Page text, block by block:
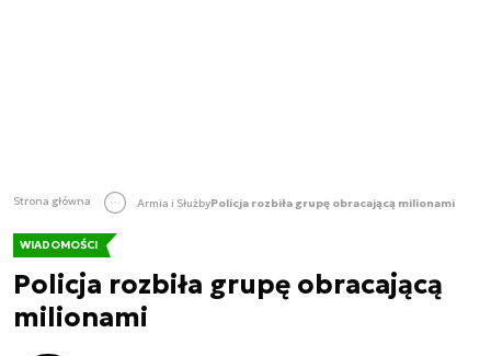
Strona główna Armia i SłużbyPolicja rozbiła grupę obracającą milionami
WIADOMOŚCI
Policja rozbiła grupę obracającą
milionami